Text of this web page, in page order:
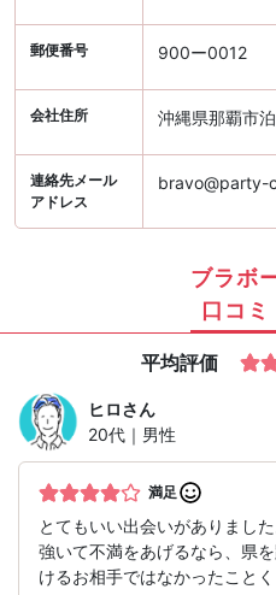
郵便番号 900ー0012
会社住所 沖縄県那覇市
連絡先メール
アドレス
bravo@party-
ブラボ
口コ
平均評価
ヒロさん
20代｜男性
満足
とてもいい出会いがありました
強いて不満をあげるなら、県
けるお相手ではなかったことく